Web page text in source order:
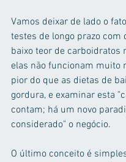
Vamos deixar de lado o
testes de longo prazo com
baixo teor de carboidratos
elas não funcionam muito
pior do que as dietas de
gordura, e examinar esta
contam; há um novo
considerado" o negócio.
O último conceito é